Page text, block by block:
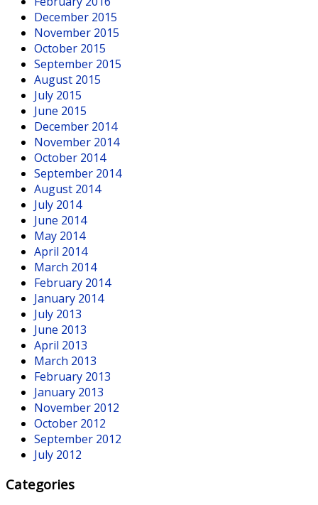
December 2015
November 2015
October 2015
September 2015
August 2015
July 2015
June 2015
December 2014
November 2014
October 2014
September 2014
August 2014
July 2014
June 2014
May 2014
April 2014
March 2014
February 2014
January 2014
July 2013
June 2013
April 2013
March 2013
February 2013
January 2013
November 2012
October 2012
September 2012
July 2012
Categories